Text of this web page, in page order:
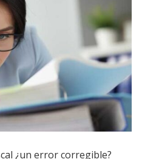
¿un error corregible?